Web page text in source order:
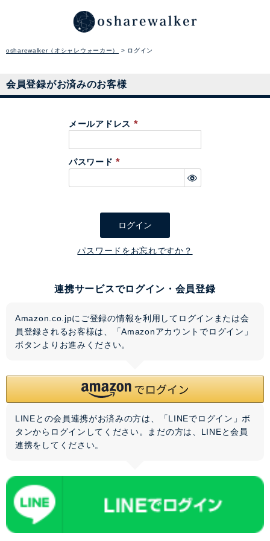
osharewalker（オシャレウォーカー） ログイン
会員登録がお済みのお客様
メールアドレス
必
パスワード
必
ログイン
パスワードをお忘れですか？
連携サービスでログイン・会員登録
Amazon.co.jpにご登録の情報を利用してログインまたは会
員登録されるお客様は、「Amazonアカウントでログイン」
ボタンよりお進みください。
LINEとの会員連携がお済みの方は、「LINEでログイン」ボ
タンからログインしてください。まだの方は、 LINEと会員
連携をしてください。